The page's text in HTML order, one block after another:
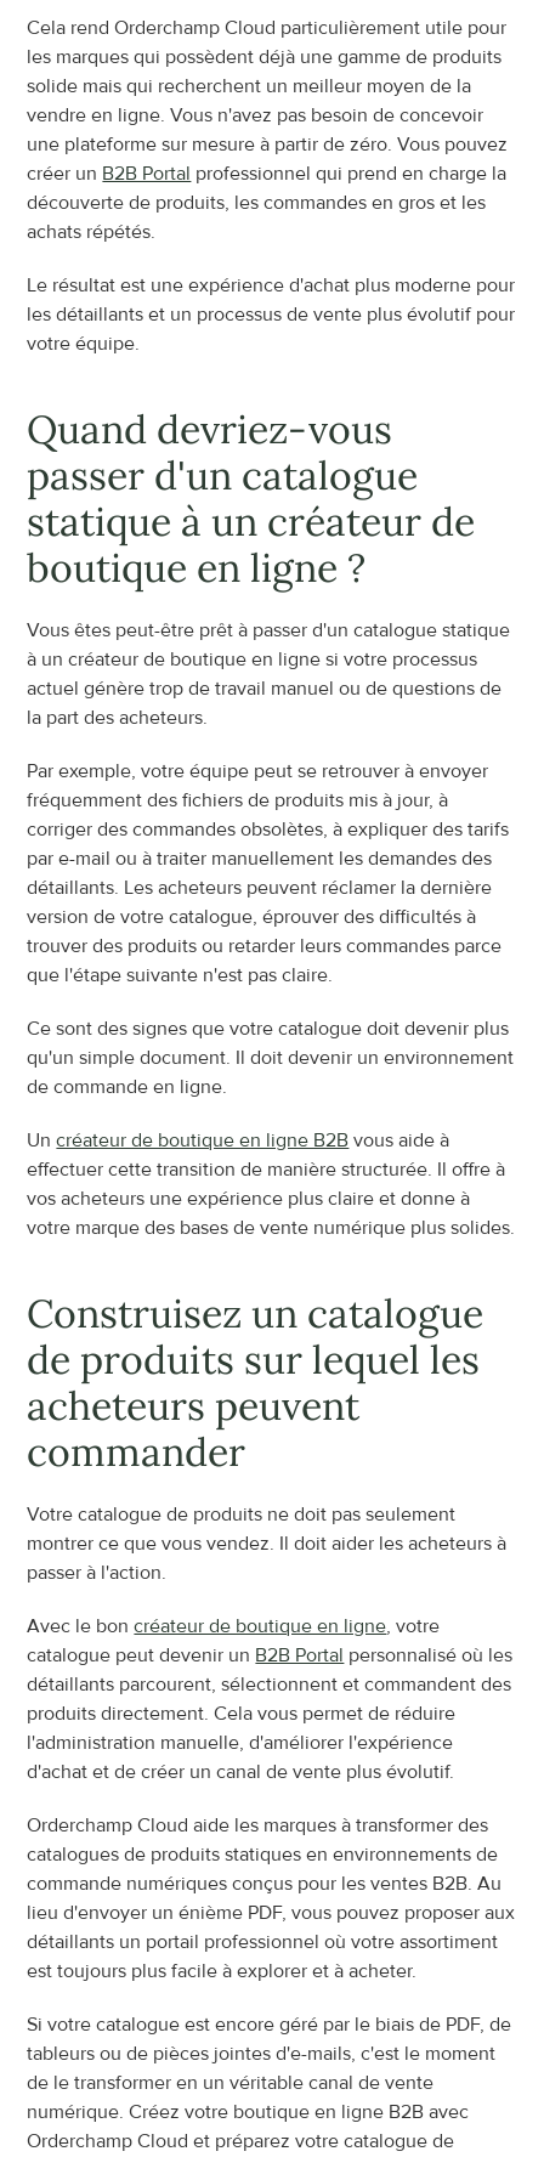
Cela rend Orderchamp Cloud particulièrement utile pour
les marques qui possèdent déjà une gamme de produits
solide mais qui recherchent un meilleur moyen de la
vendre en ligne. Vous n'avez pas besoin de concevoir
une plateforme sur mesure à partir de zéro. Vous pouvez
créer un B2B Portal professionnel qui prend en charge la
découverte de produits, les commandes en gros et les
achats répétés.
Le résultat est une expérience d'achat plus moderne pour
les détaillants et un processus de vente plus évolutif pour
votre équipe.
Quand devriez-vous
passer d'un catalogue
statique à un créateur de
boutique en ligne ?
Vous êtes peut-être prêt à passer d'un catalogue statique
à un créateur de boutique en ligne si votre processus
actuel génère trop de travail manuel ou de questions de
la part des acheteurs.
Par exemple, votre équipe peut se retrouver à envoyer
fréquemment des fichiers de produits mis à jour, à
corriger des commandes obsolètes, à expliquer des tarifs
par e-mail ou à traiter manuellement les demandes des
détaillants. Les acheteurs peuvent réclamer la dernière
version de votre catalogue, éprouver des difficultés à
trouver des produits ou retarder leurs commandes parce
que l'étape suivante n'est pas claire.
Ce sont des signes que votre catalogue doit devenir plus
qu'un simple document. Il doit devenir un environnement
de commande en ligne.
Un créateur de boutique en ligne B2B vous aide à
effectuer cette transition de manière structurée. Il offre à
vos acheteurs une expérience plus claire et donne à
votre marque des bases de vente numérique plus solides.
Construisez un catalogue
de produits sur lequel les
acheteurs peuvent
commander
Votre catalogue de produits ne doit pas seulement
montrer ce que vous vendez. Il doit aider les acheteurs à
passer à l'action.
Avec le bon créateur de boutique en ligne, votre
catalogue peut devenir un B2B Portal personnalisé où les
détaillants parcourent, sélectionnent et commandent des
produits directement. Cela vous permet de réduire
l'administration manuelle, d'améliorer l'expérience
d'achat et de créer un canal de vente plus évolutif.
Orderchamp Cloud aide les marques à transformer des
catalogues de produits statiques en environnements de
commande numériques conçus pour les ventes B2B. Au
lieu d'envoyer un énième PDF, vous pouvez proposer aux
détaillants un portail professionnel où votre assortiment
est toujours plus facile à explorer et à acheter.
Si votre catalogue est encore géré par le biais de PDF, de
tableurs ou de pièces jointes d'e-mails, c'est le moment
de le transformer en un véritable canal de vente
numérique. Créez votre boutique en ligne B2B avec
Orderchamp Cloud et préparez votre catalogue de